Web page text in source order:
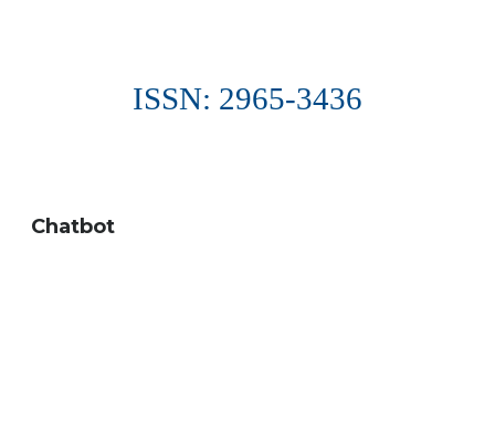
ISSN: 2965-3436
Chatbot